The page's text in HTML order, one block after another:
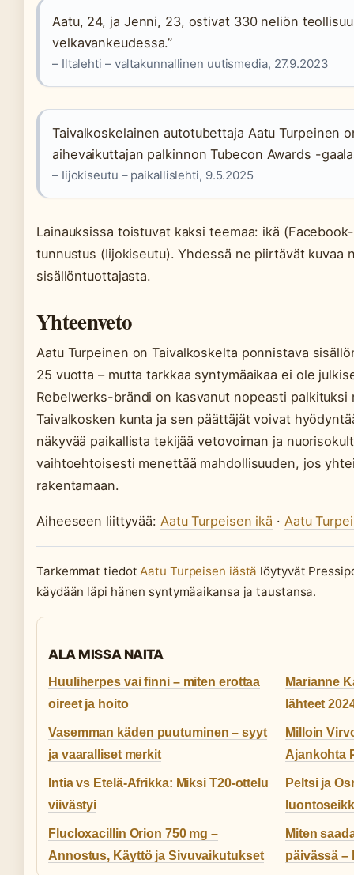
Aatu, 24, ja Jenni, 23, ostivat 330 neliön
velkavankeudessa.”
– Iltalehti – valtakunnallinen uutismedia, 27.9.2023
Taivalkoskelainen autotubettaja Aatu Turpeinen
aihevaikuttajan palkinnon Tubecon Awards -
– Iijokiseutu – paikallislehti, 9.5.2025
Lainauksissa toistuvat kaksi teemaa: ikä
tunnustus (Iijokiseutu). Yhdessä ne piirtävät kuvaa
sisällöntuottajasta.
Yhteenveto
Aatu Turpeinen on Taivalkoskelta ponnistava
25 vuotta – mutta tarkkaa syntymäaikaa ei ole
Rebelwerks-brändi on kasvanut nopeasti palkituksi
Taivalkosken kunta ja sen päättäjät voivat
näkyvää paikallista tekijää vetovoiman ja
vaihtoehtoisesti menettää mahdollisuuden, jos
rakentamaan.
Aiheeseen liittyvää: Aatu Turpeisen ikä · Aatu
Tarkemmat tiedot Aatu Turpeisen iästä löytyvät
käydään läpi hänen syntymäaikansa ja taustansa.
ALA MISSA NAITA
Huuliherpes vai finni – miten erottaa
oireet ja hoito
Marianne
lähteet
Vasemman käden puutuminen – syyt
ja vaaralliset merkit
Milloin
Ajankohta
Intia vs Etelä-Afrikka: Miksi T20-ottelu
viivästyi
Peltsi ja
Flucloxacillin Orion 750 mg –
Annostus, Käyttö ja Sivuvaikutukset
Miten
päivässä –